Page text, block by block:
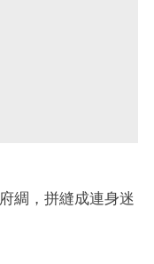
府綢 ，拼縫成連身迷